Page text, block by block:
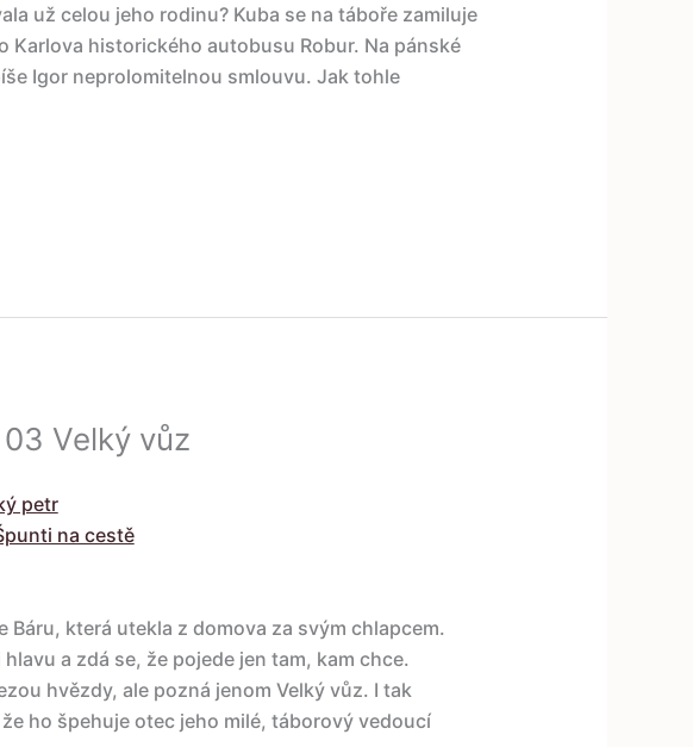
už celou jeho rodinu? Kuba se na táboře zamiluje
Karlova historického autobusu Robur. Na pánské
Igor neprolomitelnou smlouvu. Jak tohle
Velký vůz
petr
na cestě
Báru, která utekla z domova za svým chlapcem.
a zdá se, že pojede jen tam, kam chce.
hvězdy, ale pozná jenom Velký vůz. I tak
ho špehuje otec jeho milé, táborový vedoucí